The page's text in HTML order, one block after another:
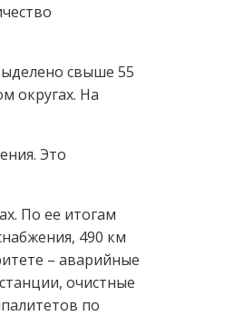
свыше 55
округах. На
Это
По ее итогам
490 км
– аварийные
очистные
по